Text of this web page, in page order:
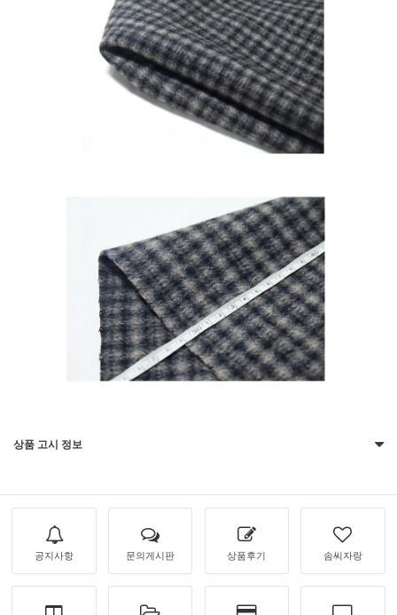
상품 고시 정보
공지사항 문의게시판 상품후기 솜씨자랑